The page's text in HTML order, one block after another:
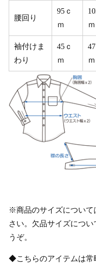
腰回り
95ｃ
ｍ
ｍ
袖付けま
わり
45ｃ
ｍ
ｍ
※商品のサイズについて
さい。欠品サイズにつ
うぞ。
◆こちらのアイテムは常